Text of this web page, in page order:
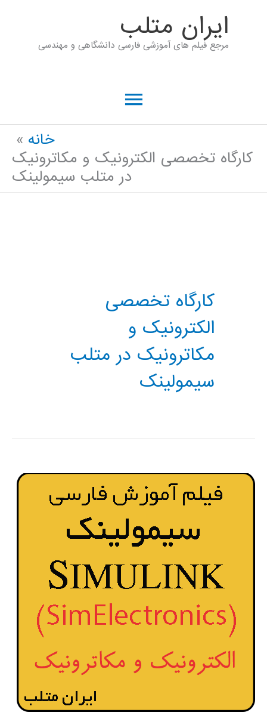
ايران متلب
مرجع فیلم های آموزشی فارسی دانشگاهی و مهندسی
فهرست
خانه
کارگاه تخصصی الکترونیک و مکاترونیک
در متلب سیمولینک
کارگاه تخصصی
الکترونیک و
مکاترونیک در متلب
سیمولینک